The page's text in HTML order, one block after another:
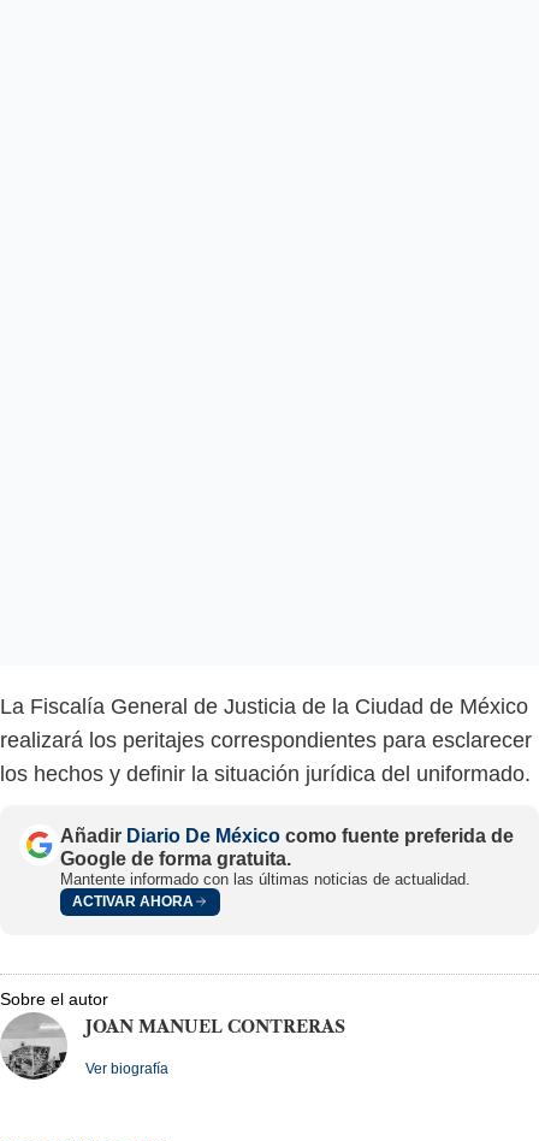
La Fiscalía General de Justicia de la Ciudad de México
realizará los peritajes correspondientes para esclarecer
los hechos y definir la situación jurídica del uniformado.
Añadir Diario De México como fuente preferida de
Google de forma gratuita.
Mantente informado con las últimas noticias de actualidad.
ACTIVAR AHORA
Sobre el autor
JOAN MANUEL CONTRERAS
Ver biografía